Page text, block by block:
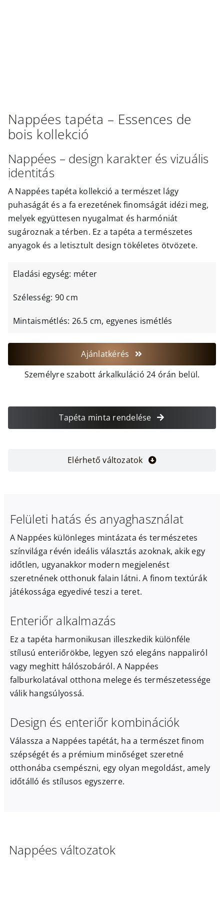
Nappées tapéta – Essences de
bois kollekció
Nappées – design karakter és vizuális
identitás
A Nappées tapéta kollekció a természet lágy
puhaságát és a fa erezetének finomságát idézi meg,
melyek együttesen nyugalmat és harmóniát
sugároznak a térben. Ez a tapéta a természetes
anyagok és a letisztult design tökéletes ötvözete.
Eladási egység: méter
Szélesség: 90 cm
Mintaismétlés: 26.5 cm, egyenes ismétlés
Ajánlatkérés
Személyre szabott árkalkuláció 24 órán belül.
Tapéta minta rendelése
Elérhető változatok
Felületi hatás és anyaghasználat
A Nappées különleges mintázata és természetes
színvilága révén ideális választás azoknak, akik egy
időtlen, ugyanakkor modern megjelenést
szeretnének otthonuk falain látni. A finom textúrák
játékossága egyedivé teszi a teret.
Enteriőr alkalmazás
Ez a tapéta harmonikusan illeszkedik különféle
stílusú enteriőrökbe, legyen szó elegáns nappaliról
vagy meghitt hálószobáról. A Nappées
falburkolatával otthona melege és természetessége
válik hangsúlyossá.
Design és enteriőr kombinációk
Válassza a Nappées tapétát, ha a természet finom
szépségét és a prémium minőséget szeretné
otthonába csempészni, egy olyan megoldást, amely
időtálló és stílusos egyszerre.
Nappées változatok